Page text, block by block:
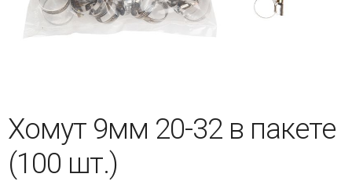
Хомут 9мм 20-32 в пакете
(100 шт.)